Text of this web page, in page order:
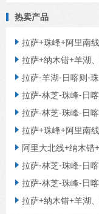
热卖产品
 拉萨+珠峰+阿里南
 拉萨+纳木错+羊湖
 拉萨-羊湖-日喀则-
 拉萨-林芝-珠峰-日
 拉萨-林芝-珠峰-日
 拉萨+珠峰+阿里南
 阿里大北线+纳木错
 拉萨-林芝-珠峰-日
 拉萨-林芝-珠峰-日
 拉萨+纳木错+羊湖